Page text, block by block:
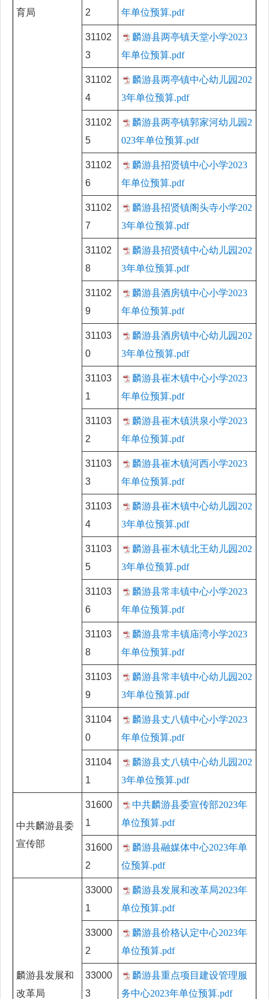
育局 2 年单位预算.pdf
31102
3
麟游县两亭镇天堂小学2023
年单位预算.pdf
31102
4
麟游县两亭镇中心幼儿园202
3年单位预算.pdf
31102
5
麟游县两亭镇郭家河幼儿园2
023年单位预算.pdf
31102
6
麟游县招贤镇中心小学2023
年单位预算.pdf
31102
7
麟游县招贤镇阁头寺小学202
3年单位预算.pdf
31102
8
麟游县招贤镇中心幼儿园202
3年单位预算.pdf
31102
9
麟游县酒房镇中心小学2023
年单位预算.pdf
31103
0
麟游县酒房镇中心幼儿园202
3年单位预算.pdf
31103
1
麟游县崔木镇中心小学2023
年单位预算.pdf
31103
2
麟游县崔木镇洪泉小学2023
年单位预算.pdf
31103
3
麟游县崔木镇河西小学2023
年单位预算.pdf
31103
4
麟游县崔木镇中心幼儿园202
3年单位预算.pdf
31103
5
麟游县崔木镇北王幼儿园202
3年单位预算.pdf
31103
6
麟游县常丰镇中心小学2023
年单位预算.pdf
31103
8
麟游县常丰镇庙湾小学2023
年单位预算.pdf
31103
9
麟游县常丰镇中心幼儿园202
3年单位预算.pdf
31104
0
麟游县丈八镇中心小学2023
年单位预算.pdf
31104
1
麟游县丈八镇中心幼儿园202
3年单位预算.pdf
中共麟游县委
宣传部
31600
1
中共麟游县委宣传部2023年
单位预算.pdf
31600
2
麟游县融媒体中心2023年单
位预算.pdf
麟游县发展和
改革局
33000
1
麟游县发展和改革局2023年
单位预算.pdf
33000
2
麟游县价格认定中心2023年
单位预算.pdf
33000
3
麟游县重点项目建设管理服
务中心2023年单位预算.pdf